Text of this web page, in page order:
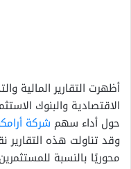
أظهرت التقارير المالية
الاقتصادية والبنوك
حول أداء سهم شركة
وقد تناولت هذه التقارير
محوريًا بالنسبة